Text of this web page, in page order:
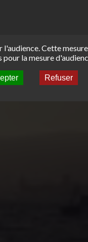
Cette
la mesure
Refuser